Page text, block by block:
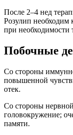
После 2–4 нед
Розулип необходим
при необходимости
Побочные
Со стороны
повышенной
отек.
Со стороны
головокружение;
памяти.